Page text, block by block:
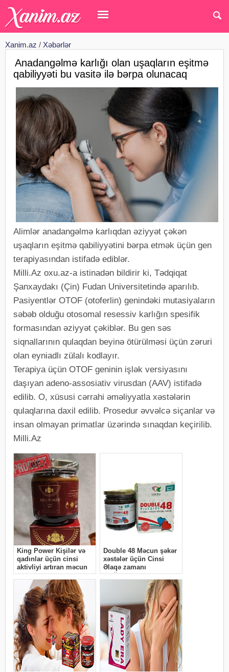
Xanim.az / Xəbərlər
Anadangəlmə karlığı olan uşaqların eşitmə
qabiliyyəti bu vasitə ilə bərpa olunacaq
Alimlər anadangəlmə karlıqdan əziyyət çəkən
uşaqların eşitmə qabiliyyətini bərpa etmək üçün gen
terapiyasından istifadə ediblər.
Milli.Az oxu.az-a istinadən bildirir ki, Tədqiqat
Şanxaydakı (Çin) Fudan Universitetində aparılıb.
Pasiyentlər OTOF (otoferlin) genindəki mutasiyaların
səbəb olduğu otosomal resessiv karlığın spesifik
formasından əziyyət çəkiblər. Bu gen səs
siqnallarının qulaqdan beyinə ötürülməsi üçün zəruri
olan eyniadlı zülalı kodlayır.
Terapiya üçün OTOF geninin işlək versiyasını
daşıyan adeno-assosiativ virusdan (AAV) istifadə
edilib. O, xüsusi cərrahi əməliyyatla xəstələrin
qulaqlarına daxil edilib. Prosedur əvvəlcə siçanlar və
insan olmayan primatlar üzərində sınaqdan keçirilib.
Milli.Az